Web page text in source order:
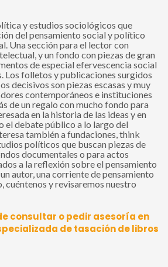
y estudios sociológicos que
del pensamiento social y político
Una sección para el lector con
y un fondo con piezas de gran
de especial efervescencia social
Los folletos y publicaciones surgidos
decisivos son piezas escasas y muy
contemporáneos e instituciones
de un regalo con mucho fondo para
en la historia de las ideas y en
el debate público a lo largo del
también a fundaciones, think
políticos que buscan piezas de
documentales o para actos
a la reflexión sobre el pensamiento
autor, una corriente de pensamiento
cuéntenos y revisaremos nuestro
consultar o pedir asesoría en
de tasación de libros